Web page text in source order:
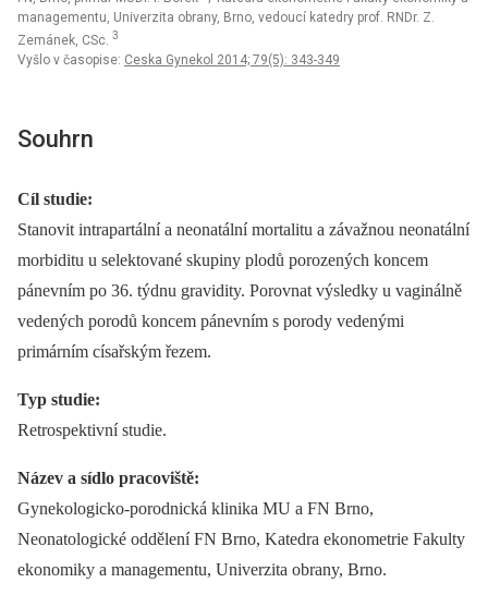
managementu, Univerzita obrany, Brno, vedoucí katedry prof. RNDr. Z.
Zemánek, CSc. 3
Vyšlo v časopise: Ceska Gynekol 2014; 79(5): 343-349
Souhrn
Cíl studie:
Stanovit intrapartální a neonatální mortalitu a závažnou neonatální
morbiditu u selektované skupiny plodů porozených koncem
pánevním po 36. týdnu gravidity. Porovnat výsledky u vaginálně
vedených porodů koncem pánevním s porody vedenými
primárním císařským řezem.
Typ studie:
Retrospektivní studie.
Název a sídlo pracoviště:
Gynekologicko-porodnická klinika MU a FN Brno,
Neonatologické oddělení FN Brno, Katedra ekonometrie Fakulty
ekonomiky a managementu, Univerzita obrany, Brno.